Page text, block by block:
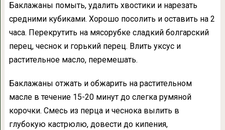
Баклажаны помыть, удалить хвостики и нарезать
средними кубиками. Хорошо посолить и оставить на 2
часа. Перекрутить на мясорубке сладкий болгарский
перец, чеснок и горький перец. Влить уксус и
растительное масло, перемешать.
Баклажаны отжать и обжарить на растительном
масле в течение 15-20 минут до слегка румяной
корочки. Смесь из перца и чеснока вылить в
глубокую кастрюлю, довести до кипения,